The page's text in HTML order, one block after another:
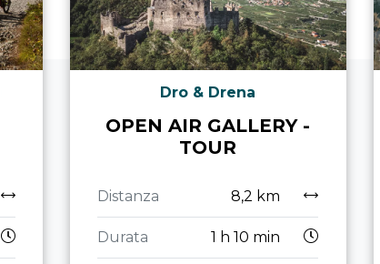
Dro & Drena
OPEN AIR GALLERY -
TOUR
Distanza 8,2 km
Durata 1 h 10 min